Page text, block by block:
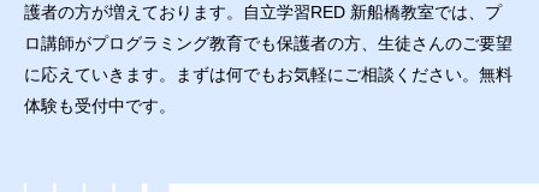
護者の方が増えております。自立学習RED 新船橋教室では、プ
ロ講師がプログラミング教育でも保護者の方、生徒さんのご要望
に応えていきます。まずは何でもお気軽にご相談ください。無料
体験も受付中です。